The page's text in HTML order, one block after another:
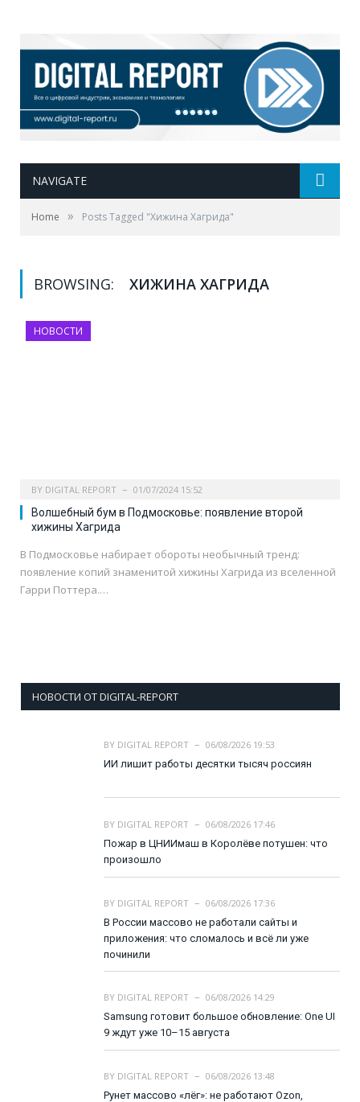
NAVIGATE
Home » Posts Tagged "Хижина Хагрида"
BROWSING: ХИЖИНА ХАГРИДА
НОВОСТИ
BY DIGITAL REPORT 01/07/2024 15:52
Волшебный бум в Подмосковье: появление второй
хижины Хагрида
В Подмосковье набирает обороты необычный тренд:
появление копий знаменитой хижины Хагрида из вселенной
Гарри Поттера.…
НОВОСТИ ОТ DIGITAL-REPORT
BY DIGITAL REPORT
06/08/2026 19:53
ИИ лишит работы десятки тысяч россиян
BY DIGITAL REPORT
06/08/2026 17:46
Пожар в ЦНИИмаш в Королёве потушен: что
произошло
BY DIGITAL REPORT
06/08/2026 17:36
В России массово не работали сайты и
приложения: что сломалось и всё ли уже
починили
BY DIGITAL REPORT
06/08/2026 14:29
Samsung готовит большое обновление: One UI
9 ждут уже 10–15 августа
BY DIGITAL REPORT
06/08/2026 13:48
Рунет массово «лёг»: не работают Ozon,